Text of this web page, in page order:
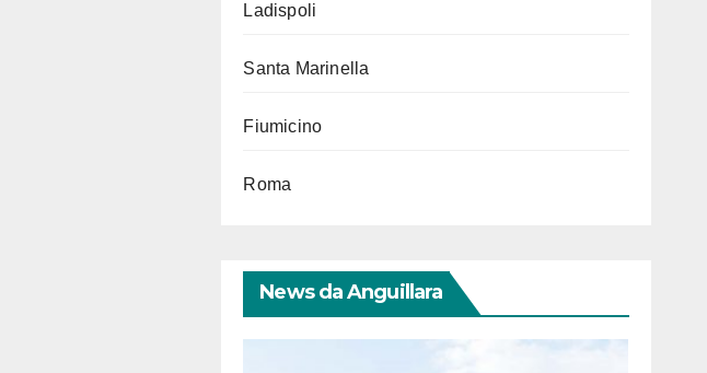
Ladispoli
Santa Marinella
Fiumicino
Roma
News da Anguillara